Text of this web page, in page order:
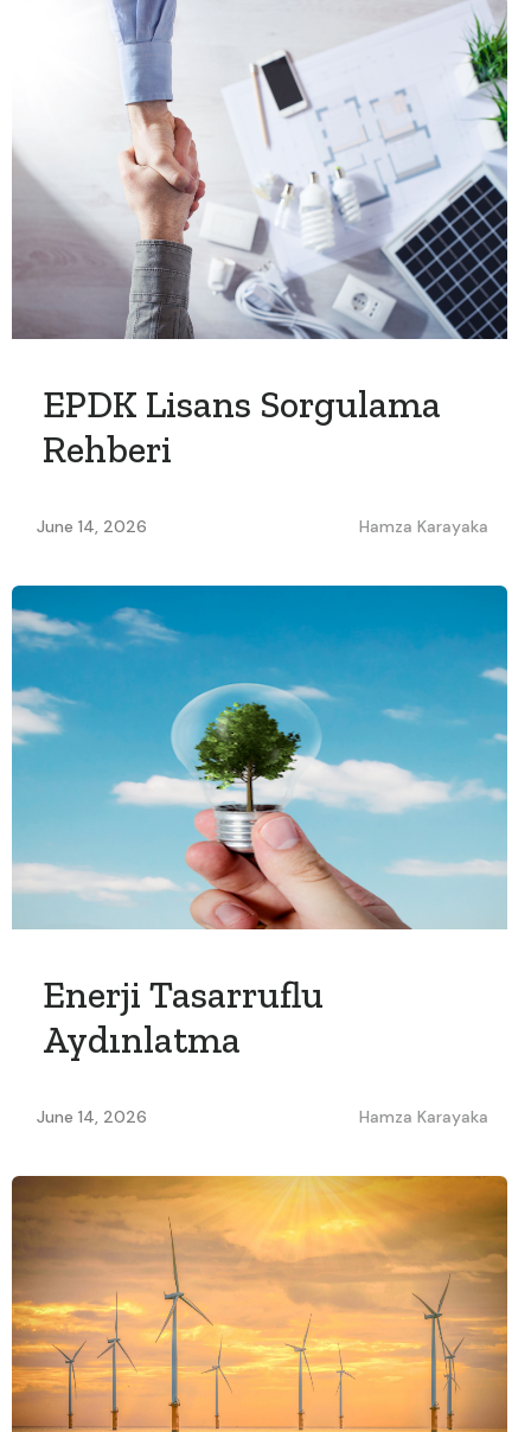
EPDK Lisans Sorgulama
Rehberi
June 14, 2026 Hamza Karayaka
Enerji Tasarruflu
Aydınlatma
June 14, 2026 Hamza Karayaka